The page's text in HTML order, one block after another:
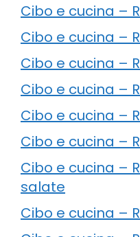
Cibo e cucina –
Cibo e cucina –
Cibo e cucina –
Cibo e cucina –
Cibo e cucina –
Cibo e cucina –
Cibo e cucina –
salate
Cibo e cucina –